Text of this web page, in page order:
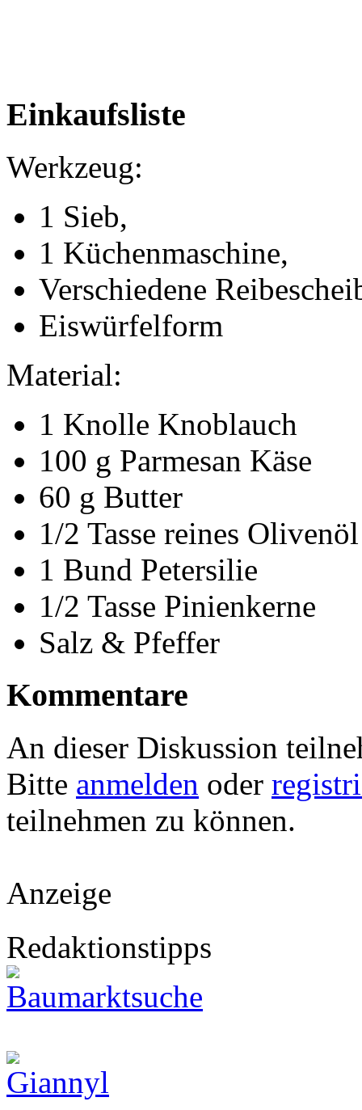
Einkaufsliste
Werkzeug:
1 Sieb,
1 Küchenmaschine,
Verschiedene
Eiswürfelform
Material:
1 Knolle Knoblauch
100 g Parmesan Käse
60 g Butter
1/2 Tasse reines Olivenöl
1 Bund Petersilie
1/2 Tasse Pinienkerne
Salz & Pfeffer
Kommentare
An dieser Diskussion
Bitte anmelden oder
teilnehmen zu können.
Anzeige
Redaktionstipps